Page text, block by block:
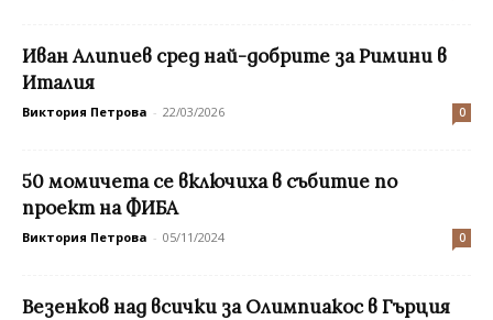
Иван Алипиев сред най-добрите за Римини в
Италия
Виктория Петрова - 22/03/2026 0
50 момичета се включиха в събитие по
проект на ФИБА
Виктория Петрова - 05/11/2024 0
Везенков над всички за Олимпиакос в Гърция